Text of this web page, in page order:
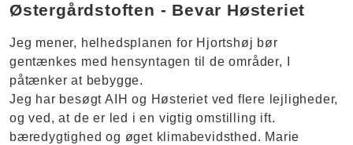
Østergårdstoften - Bevar Høsteriet
Jeg mener, helhedsplanen for Hjortshøj bør
gentænkes med hensyntagen til de områder, I
påtænker at bebygge.
Jeg har besøgt AIH og Høsteriet ved flere lejligheder,
og ved, at de er led i en vigtig omstilling ift.
bæredygtighed og øget klimabevidsthed. Marie